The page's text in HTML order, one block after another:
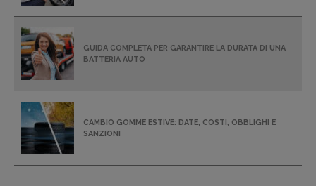
GUIDA COMPLETA PER GARANTIRE LA DURATA DI UNA
BATTERIA AUTO
CAMBIO GOMME ESTIVE: DATE, COSTI, OBBLIGHI E
SANZIONI